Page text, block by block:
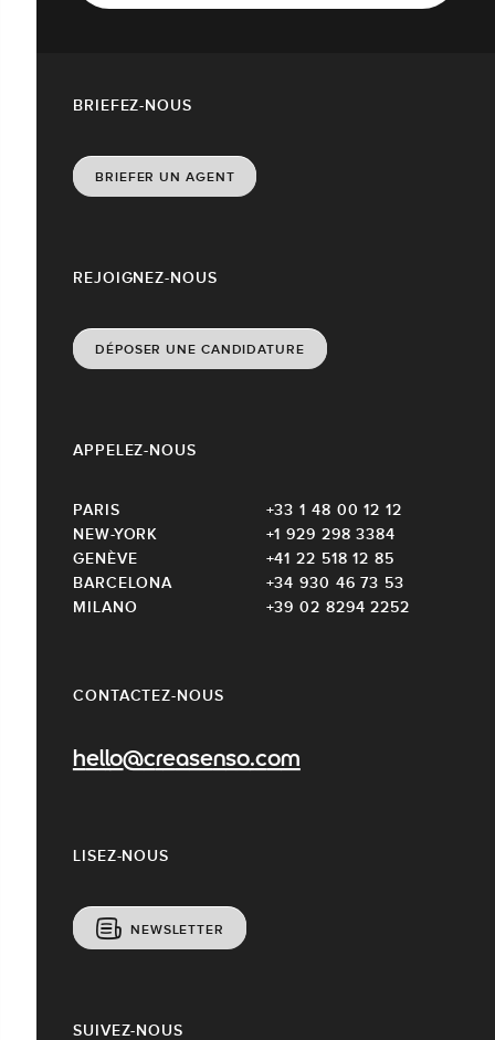
CONTACTEZ-NOUS
hello@creasenso.com
REJOIGNEZ-NOUS
DÉPOSER UNE CANDIDATURE
LISEZ-NOUS
NEWSLETTER
APPELEZ-NOUS
PARIS
+33 1 48 00 12 12
NEW-YORK
+1 929 298 3384
GENÈVE
+41 22 518 12 85
BARCELONA
+34 930 46 73 53
MILANO
+39 02 8294 2252
BRIEFEZ-NOUS
BRIEFER UN AGENT
SUIVEZ-NOUS